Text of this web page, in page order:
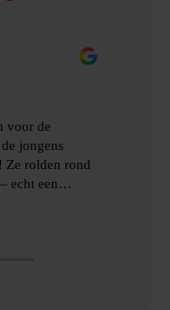
gebruik
hilarische